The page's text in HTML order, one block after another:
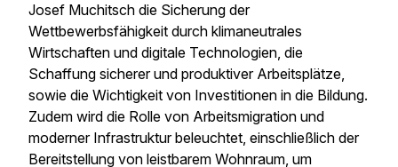
Josef Muchitsch die Sicherung der
Wettbewerbsfähigkeit durch klimaneutrales
Wirtschaften und digitale Technologien, die
Schaffung sicherer und produktiver Arbeitsplätze,
sowie die Wichtigkeit von Investitionen in die Bildung.
Zudem wird die Rolle von Arbeitsmigration und
moderner Infrastruktur beleuchtet, einschließlich der
Bereitstellung von leistbarem Wohnraum, um